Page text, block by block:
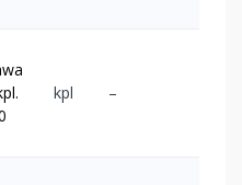
kpl –